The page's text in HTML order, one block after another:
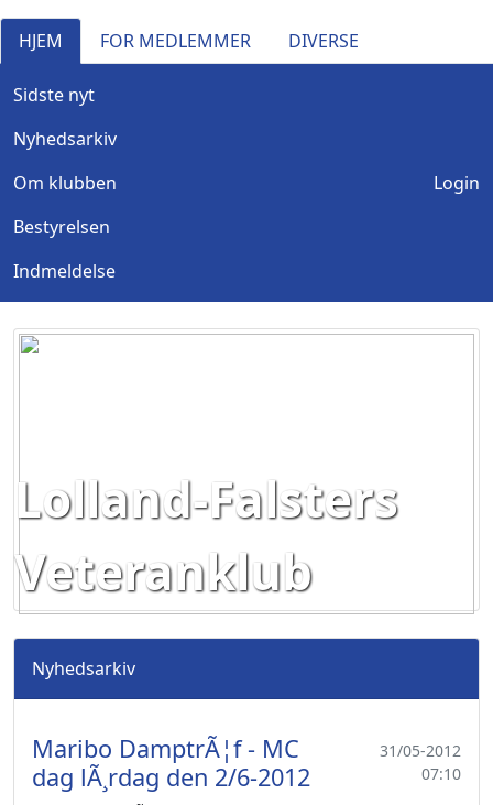
HJEM FOR MEDLEMMER DIVERSE
Sidste nyt
Nyhedsarkiv
Om klubben
Bestyrelsen
Indmeldelse
Login
Lolland-Falsters
Veteranklub
Nyhedsarkiv
Maribo DamptrÃ¦f - MC
dag lÃ¸rdag den 2/6-2012
31/05-2012
07:10